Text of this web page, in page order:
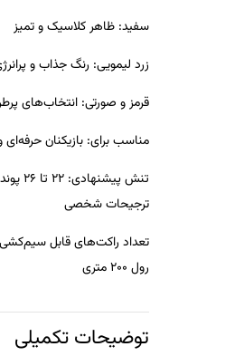
سفید: ظاهر کلاسیک و تمیز
زرد لیمویی: رنگ جذاب و
قرمز و صورتی: انتخاب‌های
مناسب برای: بازیکنان
تنش پیشنهادی:
22
ترجیحات شخصی
تعداد راکت‌های قابل
رول 200 متری
توضیحات تکمیلی